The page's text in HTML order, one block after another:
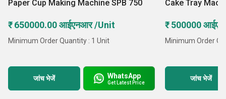
Paper Cup Making Machine SPB 750
₹ 650000.00 आईएनआर /Unit
Minimum Order Quantity : 1 Unit
जांच भेजें WhatsApp
Get Latest Price
Cake Tray
₹ 500000
Minimum Order
जांच भेजें